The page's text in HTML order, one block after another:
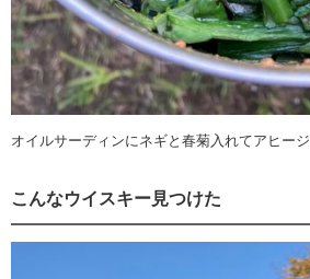
オイルサーディンにネギと春菊入れてアヒー
こんなウイスキー見つけた